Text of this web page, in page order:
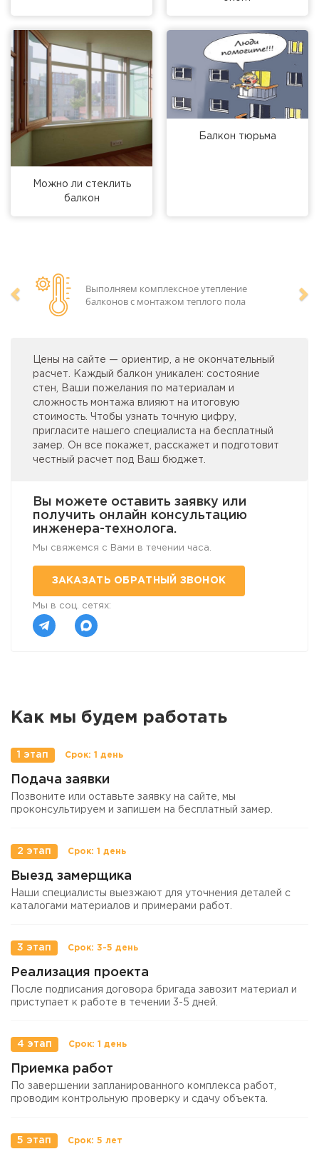
Выполняем комплексное утепление
балконов с монтажом теплого пола
Предыдущий
Цены на сайте — ориентир, а не окончательный
расчет. Каждый балкон уникален: состояние
стен, Ваши пожелания по материалам и
сложность монтажа влияют на итоговую
стоимость. Чтобы узнать точную цифру,
пригласите нашего специалиста на бесплатный
замер. Он все покажет, расскажет и подготовит
честный расчет под Ваш бюджет.
Вы можете оставить заявку или
получить онлайн консультацию
инженера-технолога.
Мы свяжемся с Вами в течении часа.
ЗАКАЗАТЬ ОБРАТНЫЙ ЗВОНОК
Мы в соц. сетях:
Можно ли стеклить
балкон
Балкон тюрьма
Как мы будем работать
1 этап
Подача заявки
Позвоните или оставьте заявку на сайте, мы
проконсультируем и запишем на бесплатный замер.
2 этап
Выезд замерщика
Наши специалисты выезжают для уточнения деталей с
каталогами материалов и примерами работ.
3 этап
Реализация проекта
После подписания договора бригада завозит материал и
приступает к работе в течении 3-5 дней.
4 этап
Приемка работ
По завершении запланированного комплекса работ,
проводим контрольную проверку и сдачу объекта.
5 этап